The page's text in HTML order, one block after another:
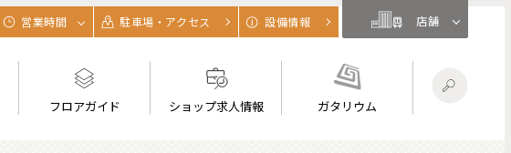
フロアガイド ショップ求人情報 ガタリウム
営業時間 駐車場・アクセス 設備情報 店舗